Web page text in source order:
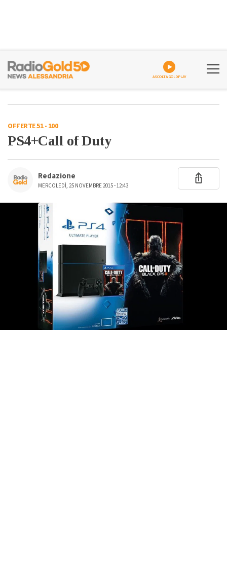
ASCOLTA GOLDPLAY
OFFERTE 51 - 100
PS4+Call of Duty
Redazione
MERCOLEDÌ, 25 NOVEMBRE 2015 - 12:43